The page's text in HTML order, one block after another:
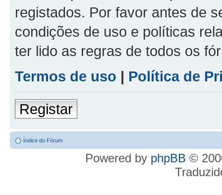
registados. Por favor antes de
condições de uso e políticas
ter lido as regras de todos os
Termos de uso | Política de
Registar
Índice do Fórum
Powered by phpBB ©